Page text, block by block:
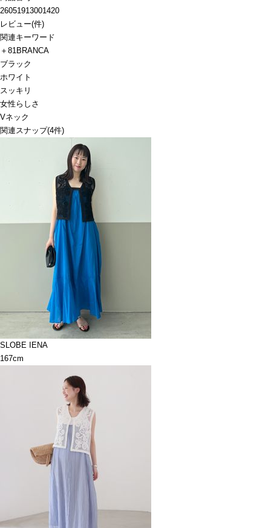
26051913001420
レビュー(件)
関連キーワード
＋81BRANCA
ブラック
ホワイト
スッキリ
女性らしさ
Vネック
関連スナップ(4件)
SLOBE IENA
167cm